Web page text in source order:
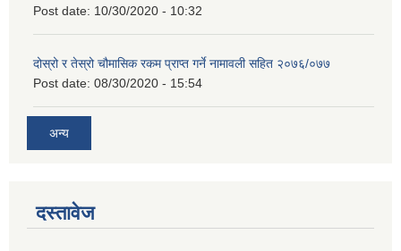
Post date: 10/30/2020 - 10:32
दोस्रो र तेस्रो चौमासिक रकम प्राप्त गर्ने नामावली सहित २०७६/०७७
Post date: 08/30/2020 - 15:54
अन्य
दस्तावेज